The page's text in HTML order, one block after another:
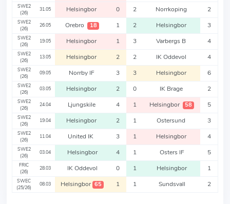
SWE2
(26)
31.05 Helsingbor 0 2 Norrkoping 2
SWE2
(26)
26.05 Orebro 18 1 2 Helsingbor 3
SWE2
(26)
19.05 Helsingbor 1 3 Varbergs B 4
SWE2
(26)
13.05 Helsingbor 2 2 IK Oddevol 4
SWE2
(26)
09.05 Norrby IF 3 3 Helsingbor 6
SWE2
(26)
03.05 Helsingbor 2 0 IK Brage 2
SWE2
(26)
24.04 Ljungskile 4 1 Helsingbor 58 5
SWE2
(26)
19.04 Helsingbor 2 1 Ostersund 3
SWE2
(26)
11.04 United IK 3 1 Helsingbor 4
SWE2
(26)
03.04 Helsingbor 4 1 Osters IF 5
FRIC
(26)
28.03 IK Oddevol 0 1 Helsingbor 1
SWEC
(25/26)
08.03 Helsingbor 65 1 1 Sundsvall 2